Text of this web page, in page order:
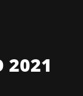
2021